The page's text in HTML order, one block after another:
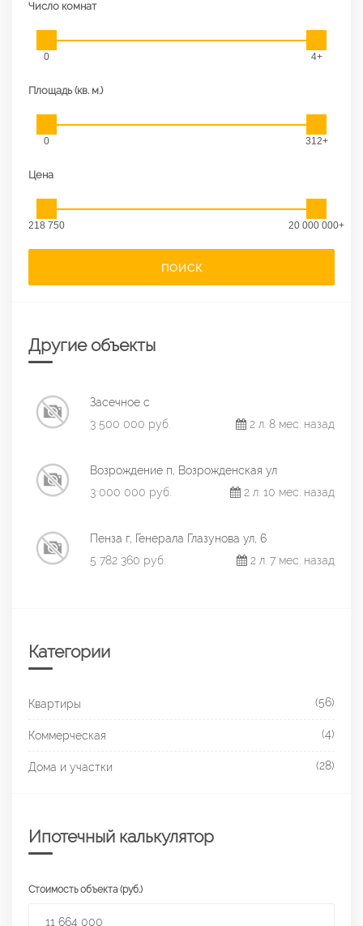
Число комнат
0 4+
Площадь (кв. м.)
0 312+
Цена
218 750 20 000 000+
ПОИСК
Другие объекты
Засечное с
3 500 000 руб.
2 л. 8 мес. назад
Возрождение п, Возрожденская ул
3 000 000 руб.
2 л. 10 мес. назад
Пенза г, Генерала Глазунова ул, 6
5 782 360 руб.
2 л. 7 мес. назад
Категории
Квартиры (56)
Коммерческая (4)
Дома и участки (28)
Ипотечный калькулятор
Стоимость объекта (руб.)